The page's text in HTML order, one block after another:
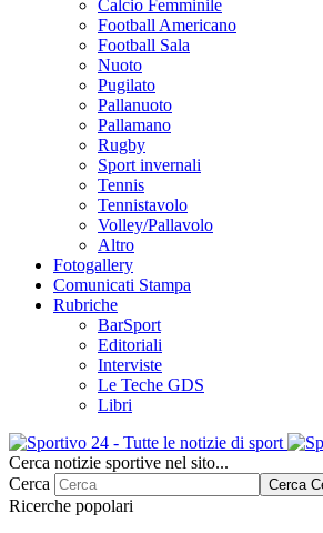
Calcio Femminile
Football Americano
Football Sala
Nuoto
Pugilato
Pallanuoto
Pallamano
Rugby
Sport invernali
Tennis
Tennistavolo
Volley/Pallavolo
Altro
Fotogallery
Comunicati Stampa
Rubriche
BarSport
Editoriali
Interviste
Le Teche GDS
Libri
Cerca notizie sportive nel sito...
Cerca
Cerca
Ricerche popolari